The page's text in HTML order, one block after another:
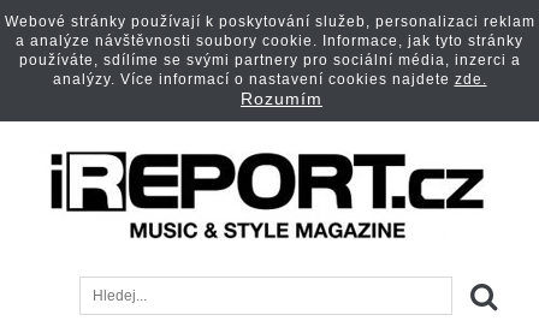
Webové stránky používají k poskytování služeb, personalizaci reklam
a analýze návštěvnosti soubory cookie. Informace, jak tyto stránky
používáte, sdílíme se svými partnery pro sociální média, inzerci a
analýzy. Více informací o nastavení cookies najdete zde.
Rozumím